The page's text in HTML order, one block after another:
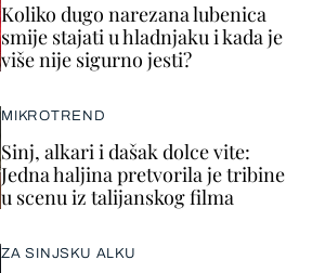
Koliko dugo narezana lubenica
smije stajati u hladnjaku i kada je
više nije sigurno jesti?
MIKROTREND
Sinj, alkari i dašak dolce vite:
Jedna haljina pretvorila je tribine
u scenu iz talijanskog filma
ZA SINJSKU ALKU